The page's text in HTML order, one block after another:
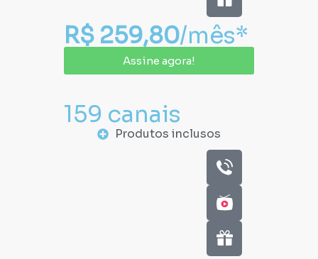
R$ 259,80/mês*
Assine agora!
159 canais
Produtos inclusos